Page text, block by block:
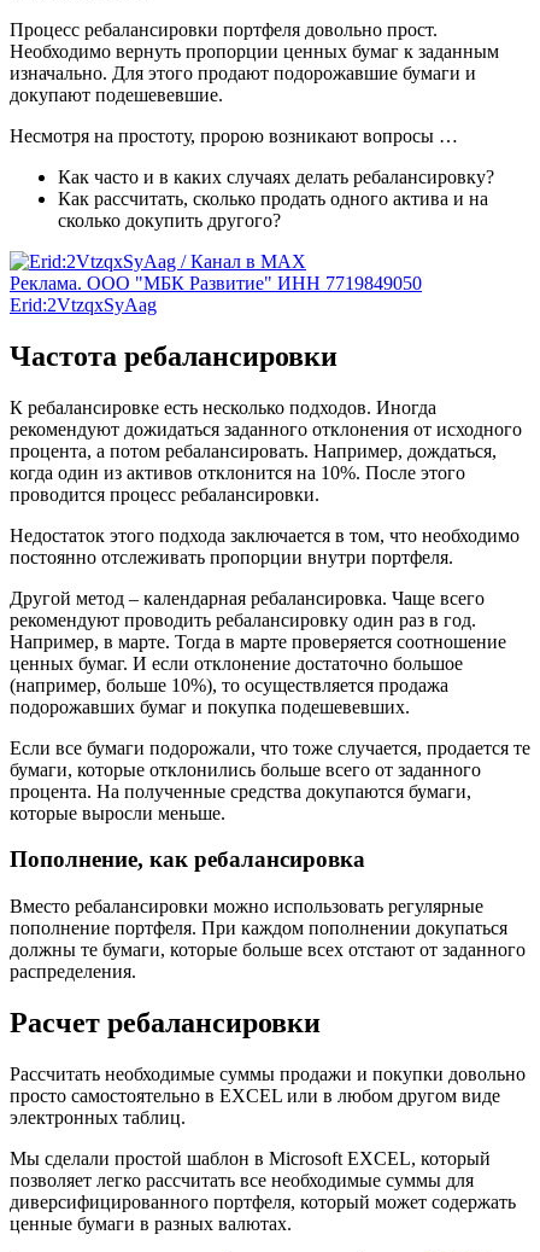
Процесс ребалансировки портфеля довольно прост.
Необходимо вернуть пропорции ценных бумаг к заданным
изначально. Для этого продают подорожавшие бумаги и
докупают подешевевшие.
Несмотря на простоту, пророю возникают вопросы …
Как часто и в каких случаях делать ребалансировку?
Как рассчитать, сколько продать одного актива и на
сколько докупить другого?
Реклама. ООО "МБК Развитие" ИНН 7719849050
Erid:2VtzqxSyAag
Частота ребалансировки
К ребалансировке есть несколько подходов. Иногда
рекомендуют дожидаться заданного отклонения от исходного
процента, а потом ребалансировать. Например, дождаться,
когда один из активов отклонится на 10%. После этого
проводится процесс ребалансировки.
Недостаток этого подхода заключается в том, что необходимо
постоянно отслеживать пропорции внутри портфеля.
Другой метод – календарная ребалансировка. Чаще всего
рекомендуют проводить ребалансировку один раз в год.
Например, в марте. Тогда в марте проверяется соотношение
ценных бумаг. И если отклонение достаточно большое
(например, больше 10%), то осуществляется продажа
подорожавших бумаг и покупка подешевевших.
Если все бумаги подорожали, что тоже случается, продается те
бумаги, которые отклонились больше всего от заданного
процента. На полученные средства докупаются бумаги,
которые выросли меньше.
Пополнение, как ребалансировка
Вместо ребалансировки можно использовать регулярные
пополнение портфеля. При каждом пополнении докупаться
должны те бумаги, которые больше всех отстают от заданного
распределения.
Расчет ребалансировки
Рассчитать необходимые суммы продажи и покупки довольно
просто самостоятельно в EXCEL или в любом другом виде
электронных таблиц.
Мы сделали простой шаблон в Microsoft EXCEL, который
позволяет легко рассчитать все необходимые суммы для
диверсифицированного портфеля, который может содержать
ценные бумаги в разных валютах.